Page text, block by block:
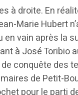
à droite. En
Marie Hubert
vain après la
à José Toribio
conquête des
de Petit-